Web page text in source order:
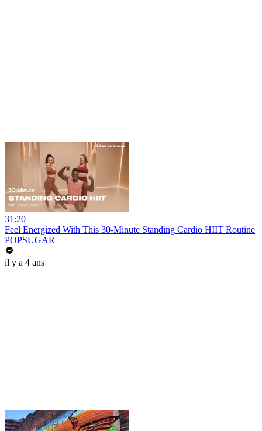
31:20
Feel Energized With This 30-Minute Standing Cardio HIIT Routine
POPSUGAR
il y a 4 ans